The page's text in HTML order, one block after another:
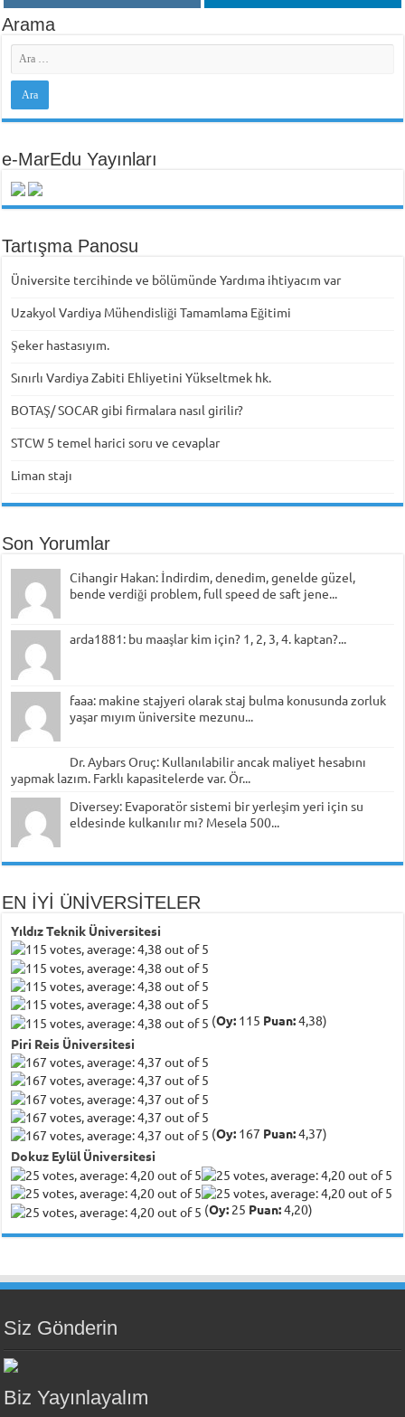
Arama
e-MarEdu Yayınları
Tartışma Panosu
Üniversite tercihinde ve bölümünde Yardıma ihtiyacım var
Uzakyol Vardiya Mühendisliği Tamamlama Eğitimi
Şeker hastasıyım.
Sınırlı Vardiya Zabiti Ehliyetini Yükseltmek hk.
BOTAŞ/ SOCAR gibi firmalara nasıl girilir?
STCW 5 temel harici soru ve cevaplar
Liman stajı
Son Yorumlar
Cihangir Hakan: İndirdim, denedim, genelde güzel,
bende verdiği problem, full speed de saft jene...
arda1881: bu maaşlar kim için? 1, 2, 3, 4. kaptan?...
faaa: makine stajyeri olarak staj bulma konusunda zorluk
yaşar mıyım üniversite mezunu...
Dr. Aybars Oruç: Kullanılabilir ancak maliyet hesabını
yapmak lazım. Farklı kapasitelerde var. Ör...
Diversey: Evaporatör sistemi bir yerleşim yeri için su
eldesinde kulkanılır mı? Mesela 500...
EN İYİ ÜNİVERSİTELER
Yıldız Teknik Üniversitesi
(Oy: 115 Puan:4,38)
Piri Reis Üniversitesi
(Oy: 167 Puan:4,37)
Dokuz Eylül Üniversitesi
(Oy: 25 Puan:4,20)
Siz Gönderin
Biz Yayınlayalım